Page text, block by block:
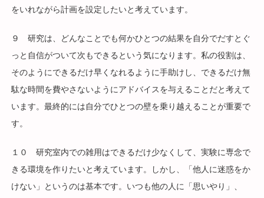
をいれながら計画を設定したいと考えています。
９ 研究は、どんなことでも何かひとつの結果を自分でだすとぐ
っと自信がついて次もできるという気になります。私の役割は、
そのようにできるだけ早くなれるように手助けし、できるだけ無
駄な時間を費やさないようにアドバイスを与えることだと考えて
います。最終的には自分でひとつの壁を乗り越えることが重要で
す。
１０ 研究室内での雑用はできるだけ少なくして、実験に専念で
きる環境を作りたいと考えています。しかし、「他人に迷惑をか
けない」というのは基本です。いつも他の人に「思いやり」、